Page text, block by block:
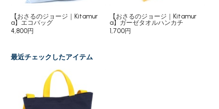
【おさるのジョージ｜Kitamur
a】エコバッグ
4,800円
【おさるのジョージ｜Kitamur
a】ガーゼタオルハンカチ
1,700円
最近チェックしたアイテム